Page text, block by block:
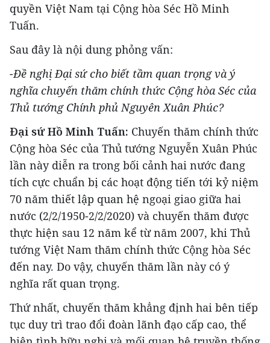
quyền Việt Nam tại Cộng hòa Séc Hồ Minh
Tuấn.
Sau đây là nội dung phỏng vấn:
-Đề nghị Đại sứ cho biết tầm quan trọng và ý
nghĩa chuyến thăm chính thức Cộng hòa Séc của
Thủ tướng Chính phủ Nguyên Xuân Phúc?
Đại sứ Hồ Minh Tuấn: Chuyến thăm chính thức
Cộng hòa Séc của Thủ tướng Nguyễn Xuân Phúc
lần này diễn ra trong bối cảnh hai nước đang
tích cực chuẩn bị các hoạt động tiến tới kỷ niệm
70 năm thiết lập quan hệ ngoại giao giữa hai
nước (2/2/1950-2/2/2020) và chuyến thăm được
thực hiện sau 12 năm kể từ năm 2007, khi Thủ
tướng Việt Nam thăm chính thức Cộng hòa Séc
đến nay. Do vậy, chuyến thăm lần này có ý
nghĩa rất quan trọng.
Thứ nhất, chuyến thăm khẳng định hai bên tiếp
tục duy trì trao đổi đoàn lãnh đạo cấp cao, thể